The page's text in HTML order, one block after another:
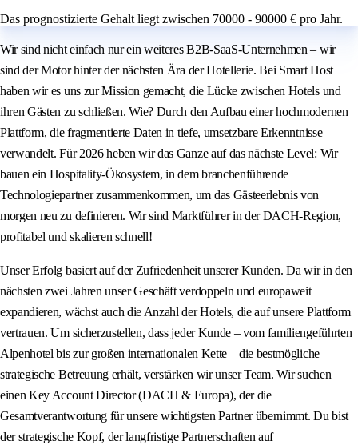
Das prognostizierte Gehalt liegt zwischen 70000 - 90000 € pro Jahr.
Wir sind nicht einfach nur ein weiteres B2B‑SaaS-Unternehmen – wir
sind der Motor hinter der nächsten Ära der Hotellerie. Bei Smart Host
haben wir es uns zur Mission gemacht, die Lücke zwischen Hotels und
ihren Gästen zu schließen. Wie? Durch den Aufbau einer hochmodernen
Plattform, die fragmentierte Daten in tiefe, umsetzbare Erkenntnisse
verwandelt. Für 2026 heben wir das Ganze auf das nächste Level: Wir
bauen ein Hospitality-Ökosystem, in dem branchenführende
Technologiepartner zusammenkommen, um das Gästeerlebnis von
morgen neu zu definieren. Wir sind Marktführer in der DACH‑Region,
profitabel und skalieren schnell!
Unser Erfolg basiert auf der Zufriedenheit unserer Kunden. Da wir in den
nächsten zwei Jahren unser Geschäft verdoppeln und europaweit
expandieren, wächst auch die Anzahl der Hotels, die auf unsere Plattform
vertrauen. Um sicherzustellen, dass jeder Kunde – vom familiengeführten
Alpenhotel bis zur großen internationalen Kette – die bestmögliche
strategische Betreuung erhält, verstärken wir unser Team. Wir suchen
einen Key Account Director (DACH & Europa), der die
Gesamtverantwortung für unsere wichtigsten Partner übernimmt. Du bist
der strategische Kopf, der langfristige Partnerschaften auf